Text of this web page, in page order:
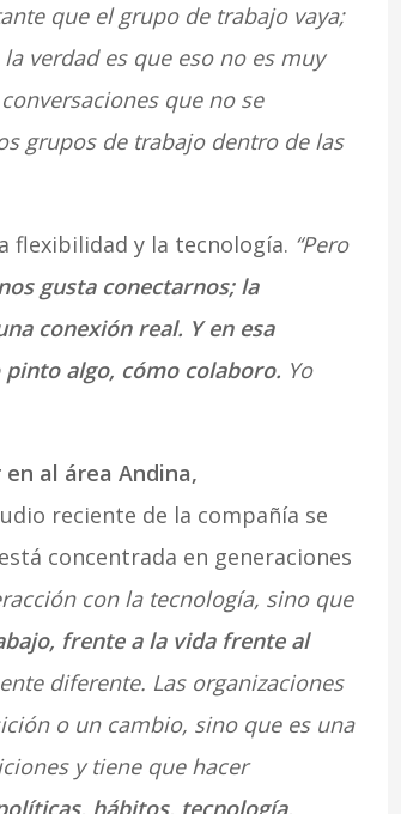
que el grupo de trabajo vaya;
verdad es que eso no es muy
que no se
grupos de trabajo dentro de las
flexibilidad y la tecnología. “Pero
gusta conectarnos; la
conexión real. Y en esa
algo, cómo colaboro. Yo
al área Andina,
reciente de la compañía se
concentrada en generaciones
con la tecnología, sino que
frente a la vida frente al
diferente. Las organizaciones
o un cambio, sino que es una
y tiene que hacer
hábitos, tecnología,